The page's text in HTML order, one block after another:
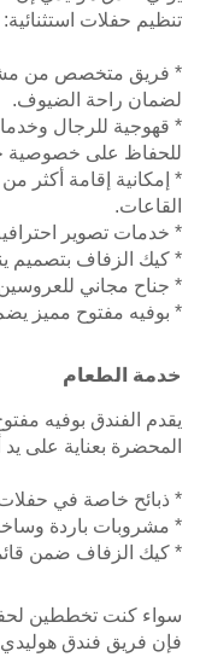
تنظيم حفلات استثنائية:
* فريق متخصص من
لضمان راحة الضيوف.
* قهوجية للرجال
للحفاظ على خصوصية
* إمكانية إقامة
القاعات.
* خدمات تصوير
* كيك الزفاف بتصميم
* جناح مجاني
* بوفيه مفتوح مميز
خدمة الطعام
يقدم الفندق بوفيه
المحضرة بعناية على
* ذبائح خاصة في
* مشروبات باردة
* كيك الزفاف ضمن
سواء كنت تخططين
فإن فريق فندق